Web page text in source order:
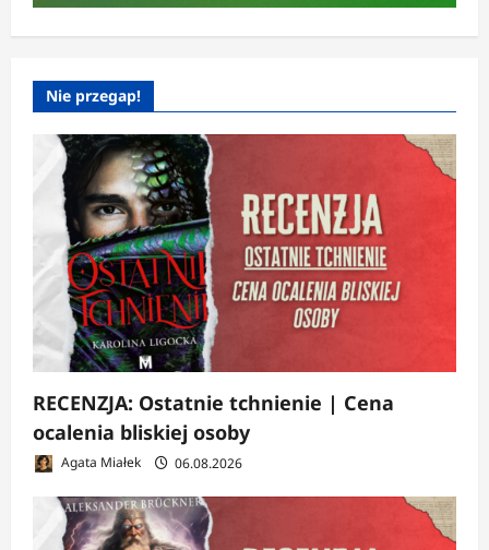
Nie przegap!
RECENZJA: Ostatnie tchnienie | Cena
ocalenia bliskiej osoby
Agata Miałek 06.08.2026